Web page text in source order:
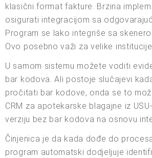
klasični format fakture. Brzina
osigurati integracijom sa
Program se lako integriše sa
Ovo posebno važi za velike
U samom sistemu možete voditi
bar kodova. Ali postoje slučajevi
pročitati bar kodove, onda se to
CRM za apotekarske blagajne iz
verziju bez bar kodova na osnovu
Činjenica je da kada dođe do
program automatski dodjeljuje